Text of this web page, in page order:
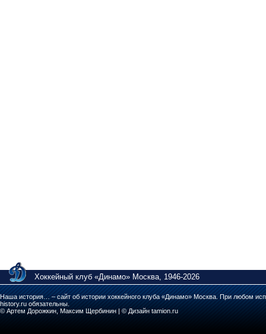
Хоккейный клуб «Динамо» Москва, 1946-2026
Наша история… – сайт об истории хоккейного клуба «Динамо» Москва. При любом
history.ru обязательны.
© Артем Дорожкин, Максим Щербинин | © Дизайн tamion.ru